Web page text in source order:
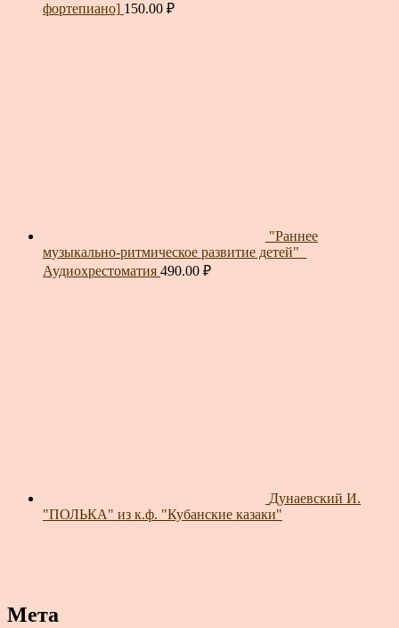
фортепиано] 150.00 ₽
"Раннее
музыкально-ритмическое развитие детей"_
Аудиохрестоматия 490.00 ₽
Дунаевский И.
"ПОЛЬКА" из к.ф. "Кубанские казаки"
Мета